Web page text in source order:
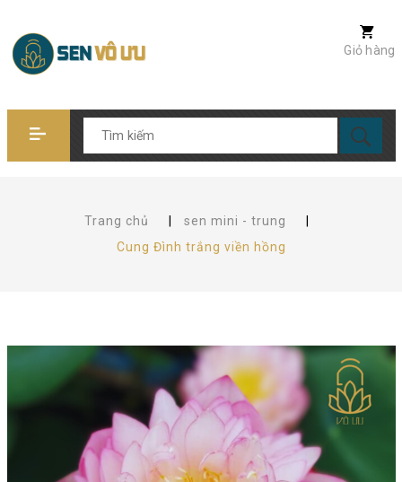
Giỏ hàng
Trang chủ sen mini - trung
Cung Đình trắng viền hồng